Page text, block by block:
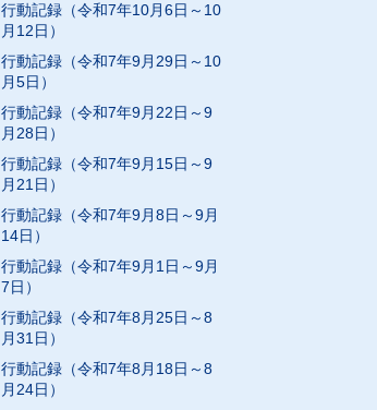
行動記録（令和7年10月6日～10
月12日）
行動記録（令和7年9月29日～10
月5日）
行動記録（令和7年9月22日～9
月28日）
行動記録（令和7年9月15日～9
月21日）
行動記録（令和7年9月8日～9月
14日）
行動記録（令和7年9月1日～9月
7日）
行動記録（令和7年8月25日～8
月31日）
行動記録（令和7年8月18日～8
月24日）